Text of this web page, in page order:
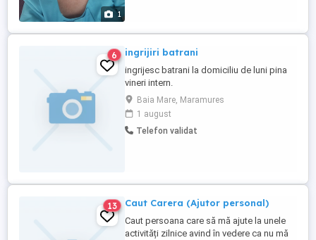
1
6 ingrijiri batrani
ingrijesc batrani la domiciliu de luni pina
vineri intern.
Baia Mare, Maramures
1 august
Telefon validat
13 Caut Carera (Ajutor personal)
Caut persoana care să mă ajute la unele
activități zilnice avind în vedere ca nu mă